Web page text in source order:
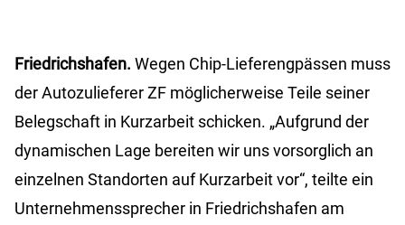
Friedrichshafen. Wegen Chip-Lieferengpässen muss
der Autozulieferer ZF möglicherweise Teile seiner
Belegschaft in Kurzarbeit schicken. „Aufgrund der
dynamischen Lage bereiten wir uns vorsorglich an
einzelnen Standorten auf Kurzarbeit vor“, teilte ein
Unternehmenssprecher in Friedrichshafen am